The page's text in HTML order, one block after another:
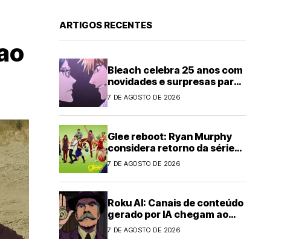
ARTIGOS RECENTES
Bleach celebra 25 anos com
novidades e surpresas para
fãs
7 DE AGOSTO DE 2026
Glee reboot: Ryan Murphy
considera retorno da série
musical
7 DE AGOSTO DE 2026
Roku AI: Canais de conteúdo
gerado por IA chegam ao
streaming
7 DE AGOSTO DE 2026